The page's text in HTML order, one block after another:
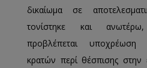
δικαίωμα σε
τονίστηκε και
προβλέπεται
κρατών περί θέσπισης στην